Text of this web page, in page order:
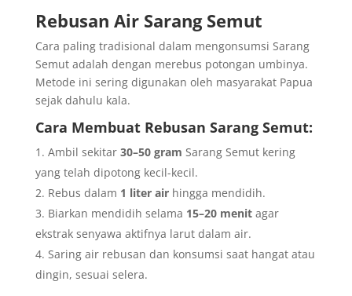
Rebusan Air Sarang Semut
Cara paling tradisional dalam mengonsumsi Sarang
Semut adalah dengan merebus potongan umbinya.
Metode ini sering digunakan oleh masyarakat Papua
sejak dahulu kala.
Cara Membuat Rebusan Sarang Semut:
Ambil sekitar 30–50 gram Sarang Semut kering
yang telah dipotong kecil-kecil.
Rebus dalam 1 liter airhingga mendidih.
Biarkan mendidih selama 15–20 menitagar
ekstrak senyawa aktifnya larut dalam air.
Saring air rebusan dan konsumsi saat hangat atau
dingin, sesuai selera.